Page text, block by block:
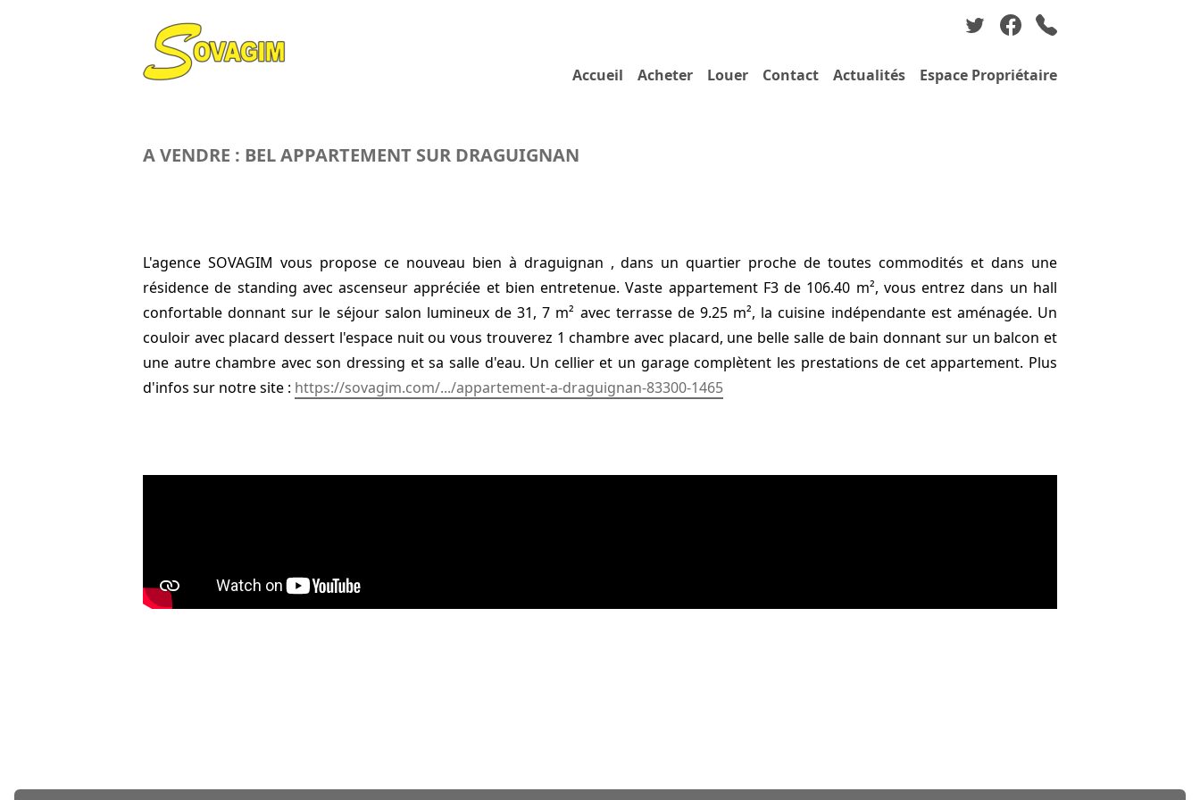
Accueil Acheter Louer Contact Actualités Espace Propriétaire
A VENDRE : BEL APPARTEMENT SUR DRAGUIGNAN
L'agence SOVAGIM vous propose ce nouveau bien à draguignan , dans un quartier proche de toutes commodités et dans une
résidence de standing avec ascenseur appréciée et bien entretenue. Vaste appartement F3 de 106.40 m², vous entrez dans un hall
confortable donnant sur le séjour salon lumineux de 31, 7 m² avec terrasse de 9.25 m², la cuisine indépendante est aménagée. Un
couloir avec placard dessert l'espace nuit ou vous trouverez 1 chambre avec placard, une belle salle de bain donnant sur un balcon et
une autre chambre avec son dressing et sa salle d'eau. Un cellier et un garage complètent les prestations de cet appartement. Plus
d'infos sur notre site : https://sovagim.com/.../appartement-a-draguignan-83300-1465